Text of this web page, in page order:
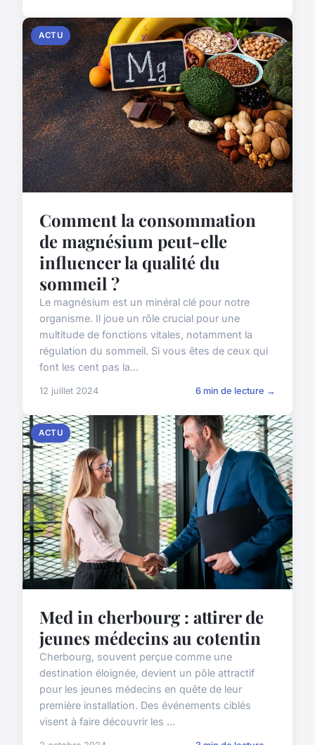
ACTU
Comment la consommation
de magnésium peut-elle
influencer la qualité du
sommeil ?
Le magnésium est un minéral clé pour notre
organisme. Il joue un rôle crucial pour une
multitude de fonctions vitales, notamment la
régulation du sommeil. Si vous êtes de ceux qui
font les cent pas la...
12 juillet 2024 6 min de lecture →
ACTU
Med in cherbourg : attirer de
jeunes médecins au cotentin
Cherbourg, souvent perçue comme une
destination éloignée, devient un pôle attractif
pour les jeunes médecins en quête de leur
première installation. Des événements ciblés
visent à faire découvrir les ...